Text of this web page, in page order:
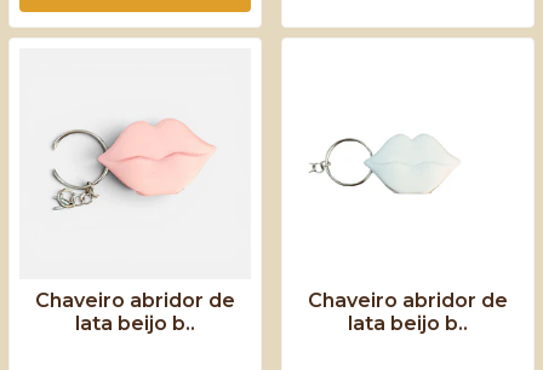
Chaveiro abridor de
lata beijo b..
Chaveiro abridor de
lata beijo b..